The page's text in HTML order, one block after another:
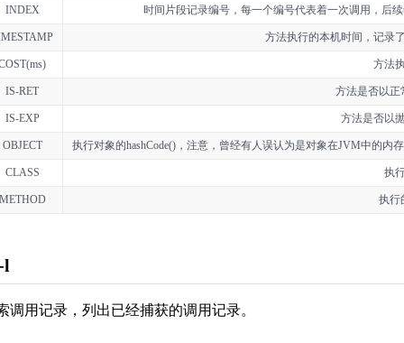
INDEX 时间片段记录编号，每一个编号代表着一次调用，后
方法执行的本机时间，记录
方法
IS-RET 方法是否以正
IS-EXP 方法是否以
OBJECT 执行对象的hashCode()，注意，曾经有人误认为是对象在JVM中的内
CLASS 执
METHOD 执行
l
调用记录，列出已经捕获的调用记录。